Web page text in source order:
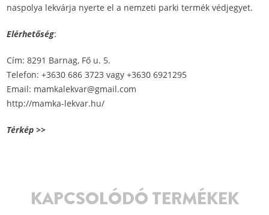
naspolya lekvárja nyerte el a nemzeti parki termék védjegyet.
Elérhetőség:
Cím: 8291 Barnag, Fő u. 5.
Telefon: +3630 686 3723 vagy +3630 6921295
Email: mamkalekvar@gmail.com
http://mamka-lekvar.hu/
Térkép >>
KAPCSOLÓDÓ TERMÉKEK